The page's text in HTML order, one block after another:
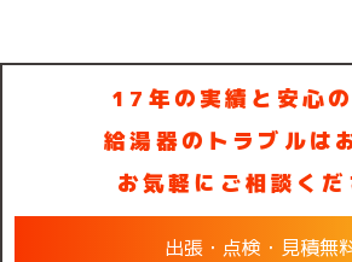
17年の実績と安心の
給湯器のトラブルは
お気軽にご相談くだ
出張・点検・見積無